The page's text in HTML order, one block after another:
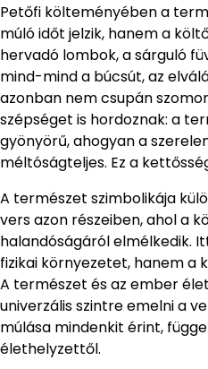
Petőfi költeményében a
múló időt jelzik, hanem a
hervadó lombok, a sárguló
mind-mind a búcsút, az
azonban nem csupán
szépséget is hordoznak: a
gyönyörű, ahogyan a
méltóságteljes. Ez a
A természet szimbolikája
vers azon részeiben, ahol a
halandóságáról elmélkedik.
fizikai környezetet, hanem a
A természet és az ember
univerzális szintre emelni a
múlása mindenkit érint,
élethelyzettől.